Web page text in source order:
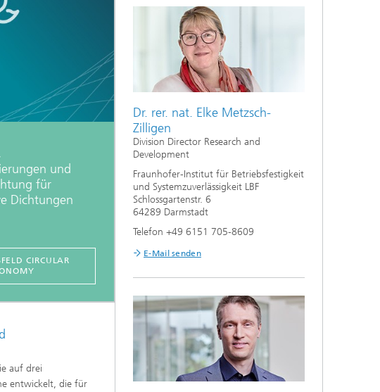
und
für
Dichtungen
CIRCULAR
auf drei
entwickelt, die für
Dr. rer. nat. Elke Metzsch-
Zilligen
Division Director Research and
Development
Fraunhofer-Institut für Betriebsfestigkeit
und Systemzuverlässigkeit LBF
Schlossgartenstr. 6
64289 Darmstadt
Telefon +49 6151 705-8609
E-Mail senden